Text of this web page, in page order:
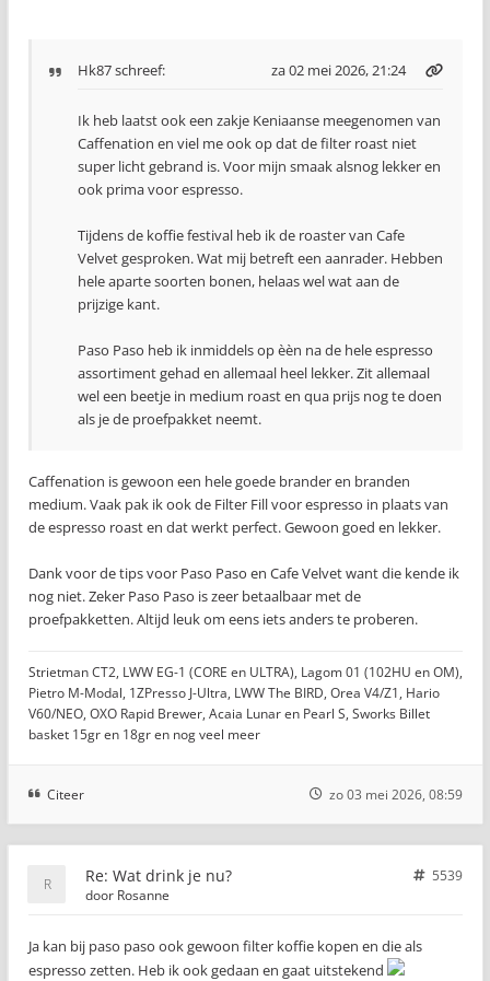
Hk87schreef: za 02 mei 2026, 21:24
Ik heb laatst ook een zakje Keniaanse meegenomen van
Caffenation en viel me ook op dat de filter roast niet
super licht gebrand is. Voor mijn smaak alsnog lekker en
ook prima voor espresso.
Tijdens de koffie festival heb ik de roaster van Cafe
Velvet gesproken. Wat mij betreft een aanrader. Hebben
hele aparte soorten bonen, helaas wel wat aan de
prijzige kant.
Paso Paso heb ik inmiddels op èèn na de hele espresso
assortiment gehad en allemaal heel lekker. Zit allemaal
wel een beetje in medium roast en qua prijs nog te doen
als je de proefpakket neemt.
Caffenation is gewoon een hele goede brander en branden
medium. Vaak pak ik ook de Filter Fill voor espresso in plaats van
de espresso roast en dat werkt perfect. Gewoon goed en lekker.
Dank voor de tips voor Paso Paso en Cafe Velvet want die kende ik
nog niet. Zeker Paso Paso is zeer betaalbaar met de
proefpakketten. Altijd leuk om eens iets anders te proberen.
Strietman CT2, LWW EG-1 (CORE en ULTRA), Lagom 01 (102HU en OM),
Pietro M-Modal, 1ZPresso J-Ultra, LWW The BIRD, Orea V4/Z1, Hario
V60/NEO, OXO Rapid Brewer, Acaia Lunar en Pearl S, Sworks Billet
basket 15gr en 18gr en nog veel meer
Citeer zo 03 mei 2026, 08:59
Re: Wat drink je nu?
5539
door Rosanne
Ja kan bij paso paso ook gewoon filter koffie kopen en die als
espresso zetten. Heb ik ook gedaan en gaat uitstekend